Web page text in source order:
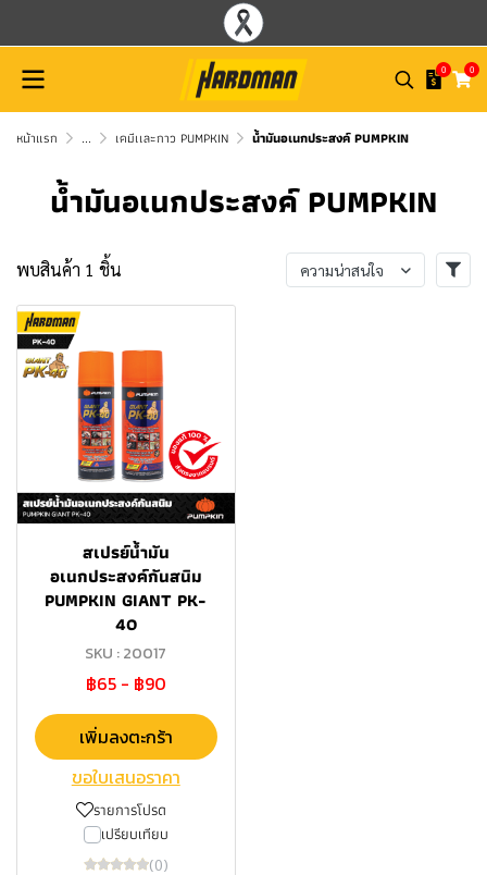
0 0
หน้าแรก ... เคมีเเละกาว PUMPKIN น้ำมันอเนกประสงค์ PUMPKIN
น้ำมันอเนกประสงค์ PUMPKIN
พบสินค้า 1 ชิ้น ความน่าสนใจ
สเปรย์น้ำมัน
อเนกประสงค์กันสนิม
PUMPKIN GIANT PK-
40
SKU : 20017
฿65- ฿90
เพิ่มลงตะกร้า
ขอใบเสนอราคา
รายการโปรด
เปรียบเทียบ
(0)